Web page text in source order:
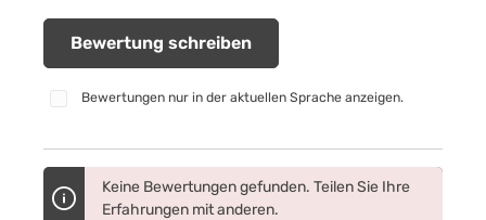
Bewertung schreiben
Bewertungen nur in der aktuellen Sprache anzeigen.
Keine Bewertungen gefunden. Teilen Sie Ihre
Erfahrungen mit anderen.